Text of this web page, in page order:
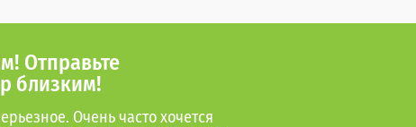
Отправьте
близким!
Очень часто хочется